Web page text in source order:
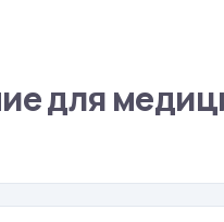
для